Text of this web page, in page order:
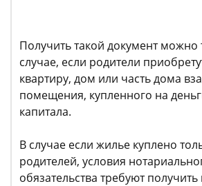
Получить такой документ можно
случае, если родители
квартиру, дом или часть дома
помещения, купленного на
капитала.
В случае если жилье куплено
родителей, условия
обязательства требуют получить